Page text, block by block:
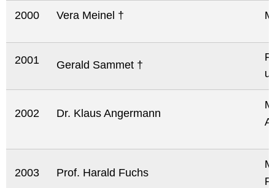
2000 Vera Meinel †
2001 Gerald Sammet †
2002 Dr. Klaus Angermann
2003 Prof. Harald Fuchs